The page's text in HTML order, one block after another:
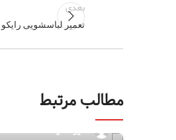
بعدی
تعمیر لباسشویی رایکو
مطالب مرتبط
مدیر سایت